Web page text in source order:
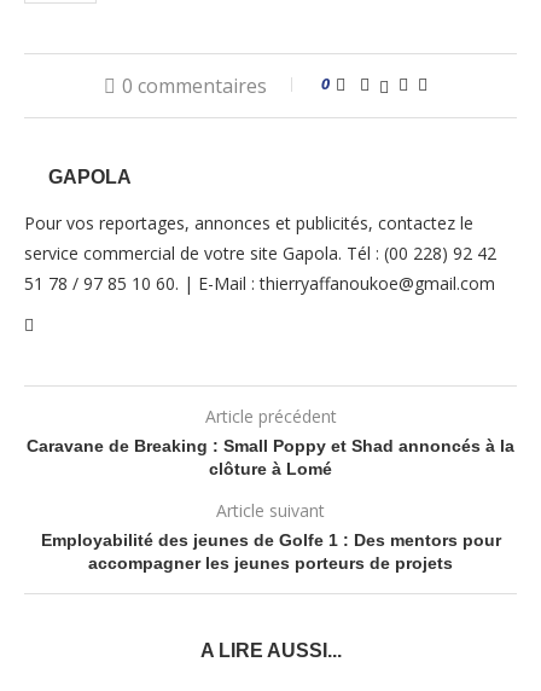
0 commentaires 0
GAPOLA
Pour vos reportages, annonces et publicités, contactez le
service commercial de votre site Gapola. Tél : (00 228) 92 42
51 78 / 97 85 10 60. | E-Mail : thierryaffanoukoe@gmail.com
Article précédent
Caravane de Breaking : Small Poppy et Shad annoncés à la
clôture à Lomé
Article suivant
Employabilité des jeunes de Golfe 1 : Des mentors pour
accompagner les jeunes porteurs de projets
A LIRE AUSSI...